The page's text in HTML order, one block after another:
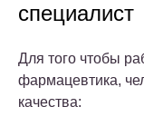
специалист
Для того чтобы
фармацевтика,
качества: